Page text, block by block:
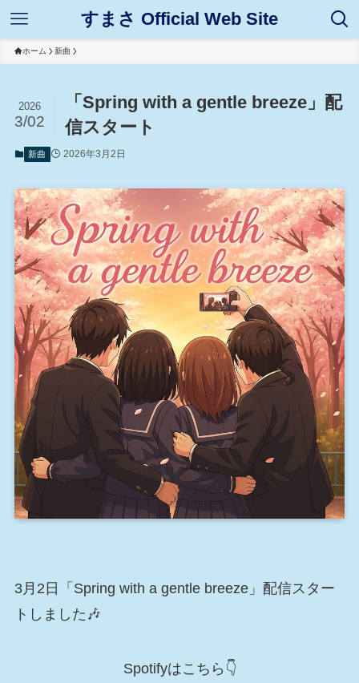
すまさ Official Web Site
ホーム 新曲
「Spring with a gentle breeze」配
信スタート
2026
3/02
新曲 2026年3月2日
3月2日「Spring with a gentle breeze」配信スター
トしました🎶
Spotifyはこちら👇